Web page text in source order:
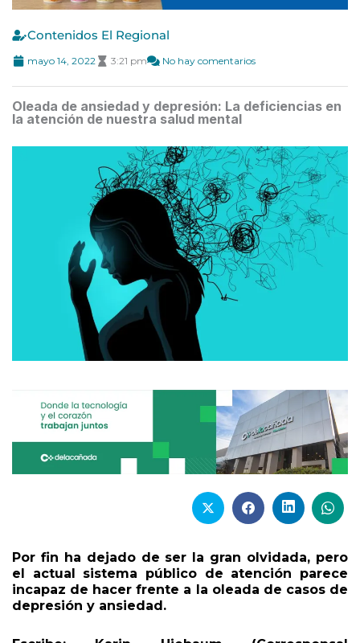
Contenidos El Regional
mayo 14, 2022 3:21 pm No hay comentarios
la atención de nuestra salud mental
Por fin ha dejado de ser la gran olvidada, pero
el actual sistema público de atención parece
incapaz de hacer frente a la oleada de casos de